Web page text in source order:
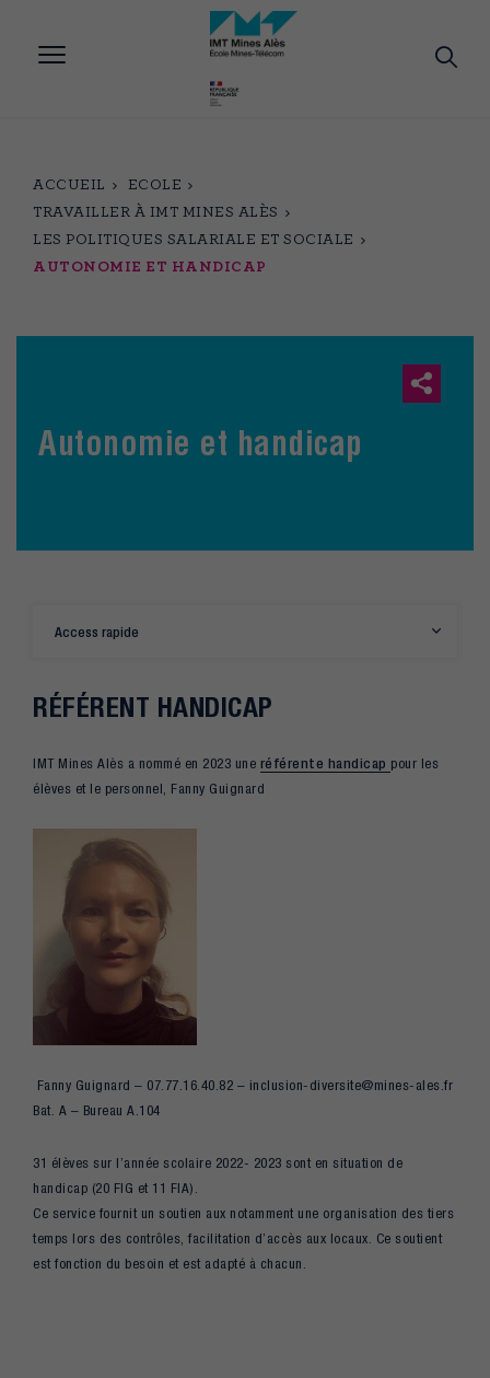
contenu
ACCUEIL
ECOLE
TRAVAILLER À IMT MINES ALÈS
LES POLITIQUES SALARIALE ET SOCIALE
AUTONOMIE ET HANDICAP
Autonomie et handicap
Access rapide
RÉFÉRENT HANDICAP
IMT Mines Alès a nommé en 2023 une référente handicap pour les
élèves et le personnel, Fanny Guignard
Fanny Guignard – 07.77.16.40.82 – inclusion-diversite@mines-ales.fr
Bat. A – Bureau A.104
31 élèves sur l’année scolaire 2022- 2023 sont en situation de
handicap (20 FIG et 11 FIA).
Ce service fournit un soutien aux notamment une organisation des tiers
temps lors des contrôles, facilitation d’accès aux locaux. Ce soutient
est fonction du besoin et est adapté à chacun.